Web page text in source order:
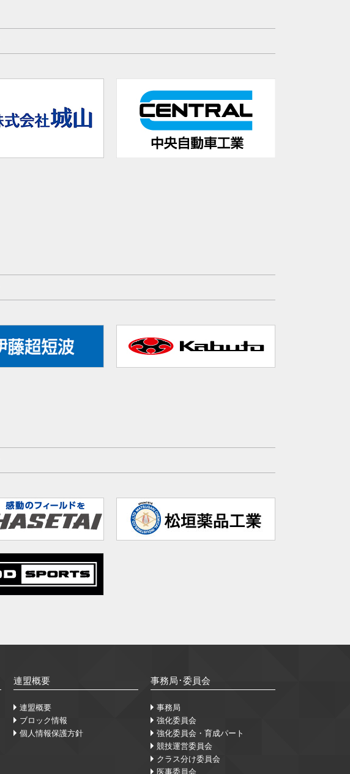
連盟概要
連盟概要
ブロック情報
個人情報保護方針
事務局･委員会
事務局
強化委員会
強化委員会・育成パート
競技運営委員会
クラス分け委員会
医事委員会